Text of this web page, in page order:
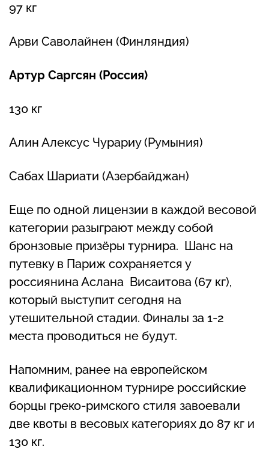
97 кг
Арви Саволайнен (Финляндия)
Артур Саргсян (Россия)
130 кг
Алин Алексус Чурариу (Румыния)
Сабах Шариати (Азербайджан)
Еще по одной лицензии в каждой весовой
категории разыграют между собой
бронзовые призёры турнира. Шанс на
путевку в Париж сохраняется у
россиянина Аслана Висаитова (67 кг),
который выступит сегодня на
утешительной стадии. Финалы за 1-2
места проводиться не будут.
Напомним, ранее на европейском
квалификационном турнире российские
борцы греко-римского стиля завоевали
две квоты в весовых категориях до 87 кг и
130 кг.